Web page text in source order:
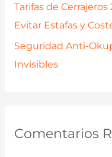
Tarifas de
Evitar Estafas y
Seguridad Anti-
Invisibles
Comentarios